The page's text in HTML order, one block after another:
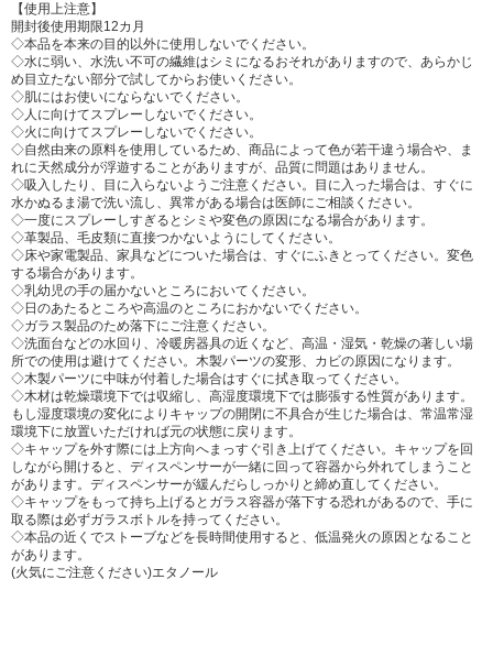
【使用上注意】
開封後使用期限12カ月
◇本品を本来の目的以外に使用しないでください。
◇水に弱い、水洗い不可の繊維はシミになるおそれがありますので、あらかじ
め目立たない部分で試してからお使いください。
◇肌にはお使いにならないでください。
◇人に向けてスプレーしないでください。
◇火に向けてスプレーしないでください。
◇自然由来の原料を使用しているため、商品によって色が若干違う場合や、ま
れに天然成分が浮遊することがありますが、品質に問題はありません。
◇吸入したり、目に入らないようご注意ください。目に入った場合は、すぐに
水かぬるま湯で洗い流し、異常がある場合は医師にご相談ください。
◇一度にスプレーしすぎるとシミや変色の原因になる場合があります。
◇革製品、毛皮類に直接つかないようにしてください。
◇床や家電製品、家具などについた場合は、すぐにふきとってください。変色
する場合があります。
◇乳幼児の手の届かないところにおいてください。
◇日のあたるところや高温のところにおかないでください。
◇ガラス製品のため落下にご注意ください。
◇洗面台などの水回り、冷暖房器具の近くなど、高温・湿気・乾燥の著しい場
所での使用は避けてください。木製パーツの変形、カビの原因になります。
◇木製パーツに中味が付着した場合はすぐに拭き取ってください。
◇木材は乾燥環境下では収縮し、高湿度環境下では膨張する性質があります。
もし湿度環境の変化によりキャップの開閉に不具合が生じた場合は、常温常湿
環境下に放置いただければ元の状態に戻ります。
◇キャップを外す際には上方向へまっすぐ引き上げてください。キャップを回
しながら開けると、ディスペンサーが一緒に回って容器から外れてしまうこと
があります。ディスペンサーが緩んだらしっかりと締め直してください。
◇キャップをもって持ち上げるとガラス容器が落下する恐れがあるので、手に
取る際は必ずガラスボトルを持ってください。
◇本品の近くでストーブなどを長時間使用すると、低温発火の原因となること
があります。
(火気にご注意ください)エタノール